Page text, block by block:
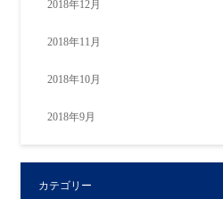
2018年12月
2018年11月
2018年10月
2018年9月
カテゴリー